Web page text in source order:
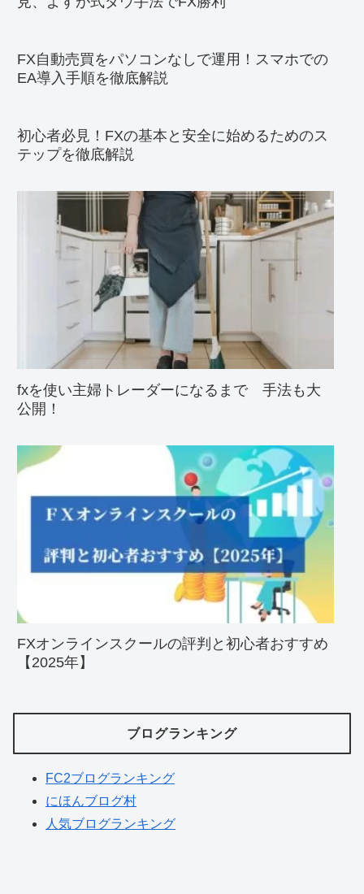
FX自動売買をパソコンなしで運用！スマホでの
EA導入手順を徹底解説
初心者必見！FXの基本と安全に始めるためのス
テップを徹底解説
fxを使い主婦トレーダーになるまで 手法も大
公開！
FXオンラインスクールの評判と初心者おすすめ
【2025年】
ブログランキング
FC2ブログランキング
にほんブログ村
人気ブログランキング